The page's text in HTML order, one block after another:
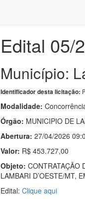
Edital 05/
Município:
Identificador desta licitação:
Modalidade:
Órgão: MUNICIPIO DE
Abertura: 27/04/2026
Valor: R$ 453.727,00
Objeto: CONTRATAÇÃO
LAMBARI D’OESTE/MT,
Edital: Clique aqui